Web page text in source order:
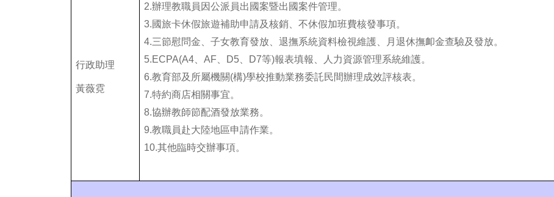
行政助理
黃薇霓
2.辦理教職員因公派員出國案暨出國案件管理。
3.國旅卡休假旅遊補助申請及核銷、不休假加班費核發事項。
4.三節慰問金、子女教育發放、退撫系統資料檢視維護、月退休撫卹金查驗及發放。
5.ECPA(A4 、AF、D5、D7等)報表填報、人力資源管理系統維護。
6.教育部及所屬機關(構)學校推動業務委託民間辦理成效評核表。
7.特約商店相關事宜。
8.協辦教師節配酒發放業務。
9.教職員赴大陸地區申請作業。
10.其他臨時交辦事項。